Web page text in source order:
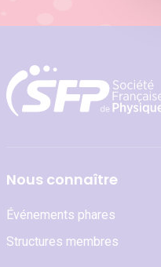
Nous connaître
Événements phares
Structures membres